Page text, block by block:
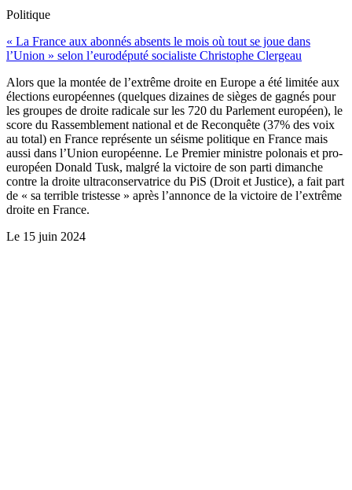
Politique
« La France aux abonnés absents le mois où tout se joue dans
l’Union » selon l’eurodéputé socialiste Christophe Clergeau
Alors que la montée de l’extrême droite en Europe a été limitée aux
élections européennes (quelques dizaines de sièges de gagnés pour
les groupes de droite radicale sur les 720 du Parlement européen), le
score du Rassemblement national et de Reconquête (37% des voix
au total) en France représente un séisme politique en France mais
aussi dans l’Union européenne. Le Premier ministre polonais et pro-
européen Donald Tusk, malgré la victoire de son parti dimanche
contre la droite ultraconservatrice du PiS (Droit et Justice), a fait part
de « sa terrible tristesse » après l’annonce de la victoire de l’extrême
droite en France.
Le 15 juin 2024